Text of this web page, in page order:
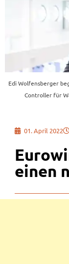
Edi Wolfensberger
Controller für
01. April 2022
einen